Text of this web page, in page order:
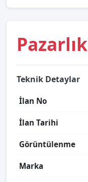
Pazarlık
Teknik Detaylar
İlan No
İlan Tarihi
Görüntülenme
Marka